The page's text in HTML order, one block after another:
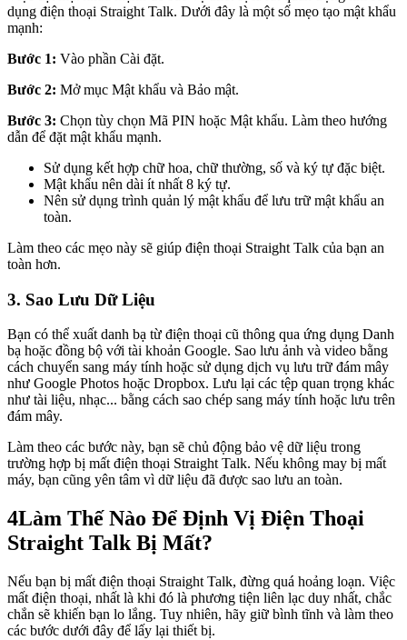
dụng điện thoại Straight Talk. Dưới đây là một số mẹo tạo mật khẩu
mạnh:
Bước 1: Vào phần Cài đặt.
Bước 2: Mở mục Mật khẩu và Bảo mật.
Bước 3: Chọn tùy chọn Mã PIN hoặc Mật khẩu. Làm theo hướng
dẫn để đặt mật khẩu mạnh.
Sử dụng kết hợp chữ hoa, chữ thường, số và ký tự đặc biệt.
Mật khẩu nên dài ít nhất 8 ký tự.
Nên sử dụng trình quản lý mật khẩu để lưu trữ mật khẩu an
toàn.
Làm theo các mẹo này sẽ giúp điện thoại Straight Talk của bạn an
toàn hơn.
3. Sao Lưu Dữ Liệu
Bạn có thể xuất danh bạ từ điện thoại cũ thông qua ứng dụng Danh
bạ hoặc đồng bộ với tài khoản Google. Sao lưu ảnh và video bằng
cách chuyển sang máy tính hoặc sử dụng dịch vụ lưu trữ đám mây
như Google Photos hoặc Dropbox. Lưu lại các tệp quan trọng khác
như tài liệu, nhạc... bằng cách sao chép sang máy tính hoặc lưu trên
đám mây.
Làm theo các bước này, bạn sẽ chủ động bảo vệ dữ liệu trong
trường hợp bị mất điện thoại Straight Talk. Nếu không may bị mất
máy, bạn cũng yên tâm vì dữ liệu đã được sao lưu an toàn.
4Làm Thế Nào Để Định Vị Điện Thoại
Straight Talk Bị Mất?
Nếu bạn bị mất điện thoại Straight Talk, đừng quá hoảng loạn. Việc
mất điện thoại, nhất là khi đó là phương tiện liên lạc duy nhất, chắc
chắn sẽ khiến bạn lo lắng. Tuy nhiên, hãy giữ bình tĩnh và làm theo
các bước dưới đây để lấy lại thiết bị.